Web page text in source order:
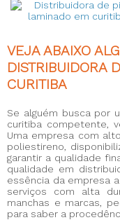
VEJA ABAIXO
DISTRIBUIDORA
CURITIBA
Se alguém busca por
curitiba competente,
Uma empresa com
poliestireno,
garantir a qualidade
qualidade em
essência da empresa
serviços com alta
manchas e marcas,
para saber a